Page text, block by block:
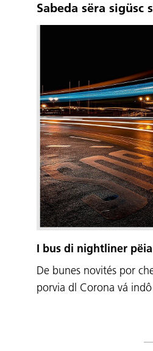
Sabeda sëra sigüsc
I bus di nightliner
De bunes novités por
porvia dl Corona vá